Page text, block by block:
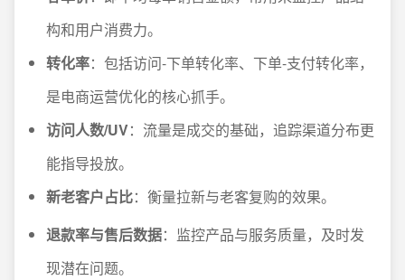
构和用户消费力。
转化率：包括访问-下单转化率、下单-支付转化率，
是电商运营优化的核心抓手。
访问人数/UV：流量是成交的基础，追踪渠道分布更
能指导投放。
新老客户占比：衡量拉新与老客复购的效果。
退款率与售后数据：监控产品与服务质量，及时发
现潜在问题。